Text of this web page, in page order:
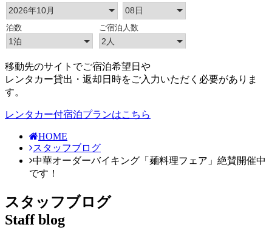
移動先のサイトでご宿泊希望日や
レンタカー貸出・返却日時をご入力いただく必要がありま
す。
レンタカー付宿泊プランはこちら
HOME
スタッフブログ
中華オーダーバイキング「麺料理フェア」絶賛開催中
です！
スタッフブログ
Staff blog